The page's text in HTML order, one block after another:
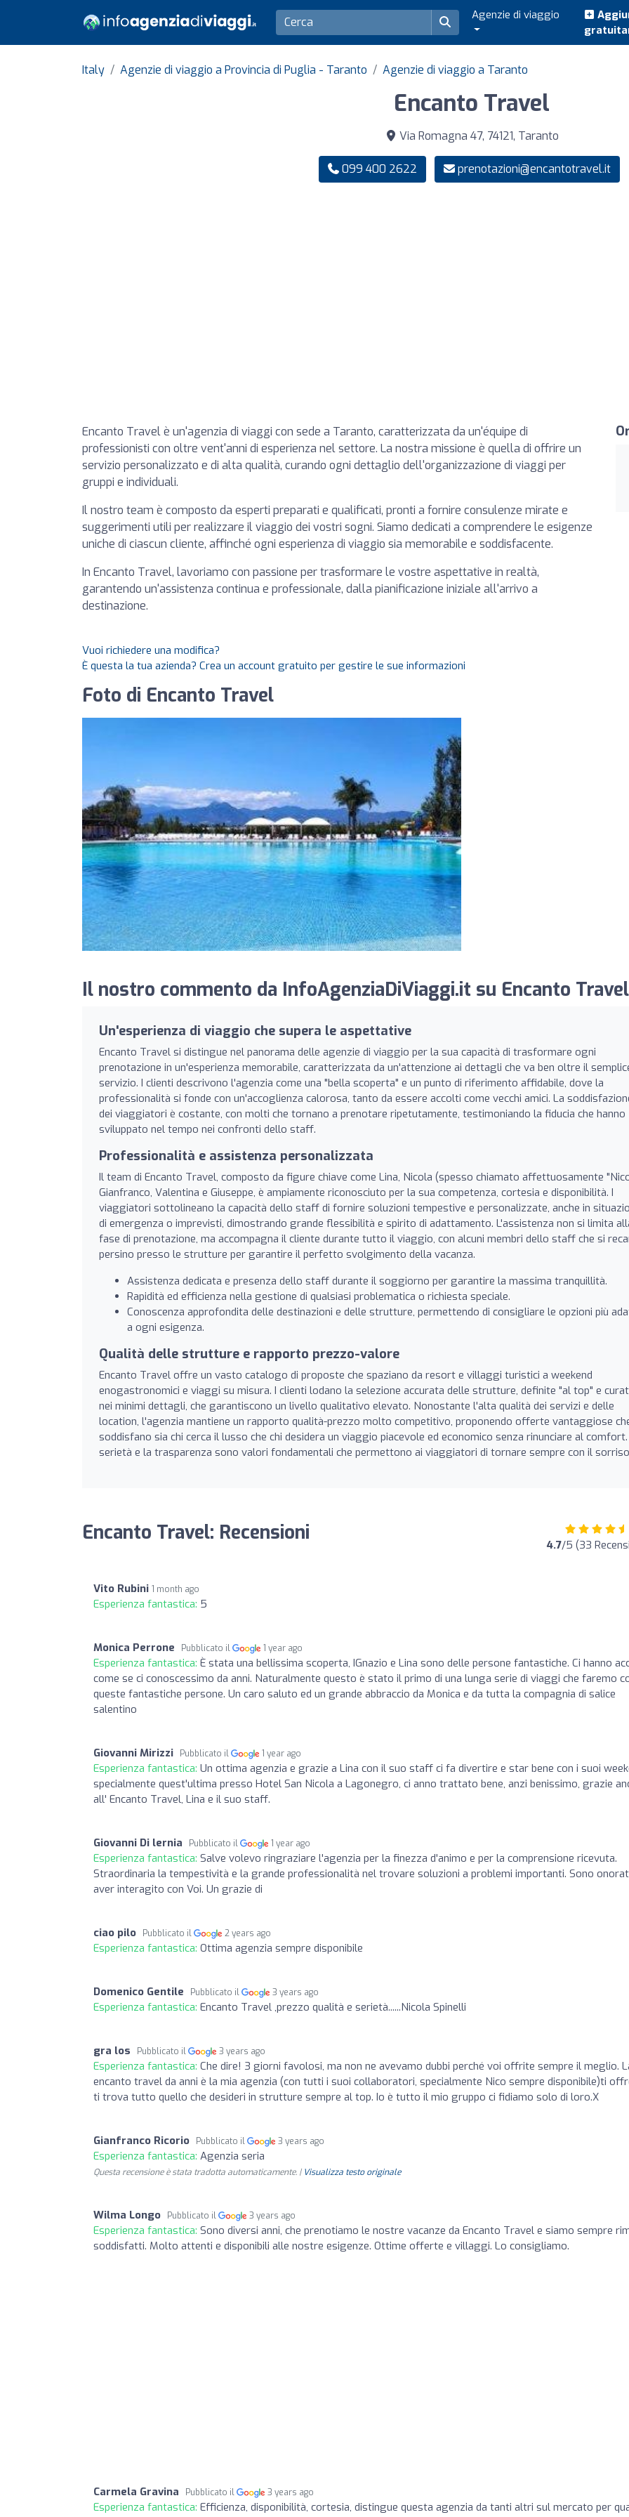
Agenzie di viaggio
Italy Agenzie di viaggio a Provincia di Puglia - Taranto Agenzie di viaggio a Taranto
Encanto Travel
Via Romagna 47, 74121, Taranto
099 400 2622 prenotazioni@encantotravel.it
Encanto Travel è un'agenzia di viaggi con sede a Taranto, caratterizzata da un'équipe di
professionisti con oltre vent'anni di esperienza nel settore. La nostra missione è quella di offrire un
servizio personalizzato e di alta qualità, curando ogni dettaglio dell'organizzazione di viaggi per
gruppi e individuali.
Il nostro team è composto da esperti preparati e qualificati, pronti a fornire consulenze mirate e
suggerimenti utili per realizzare il viaggio dei vostri sogni. Siamo dedicati a comprendere le esigenze
uniche di ciascun cliente, affinché ogni esperienza di viaggio sia memorabile e soddisfacente.
In Encanto Travel, lavoriamo con passione per trasformare le vostre aspettative in realtà,
garantendo un'assistenza continua e professionale, dalla pianificazione iniziale all'arrivo a
destinazione.
Vuoi richiedere una modifica?
È questa la tua azienda? Crea un account gratuito per gestire le sue informazioni
Foto di Encanto Travel
Il nostro commento da InfoAgenziaDiViaggi.it su Encanto
Un'esperienza di viaggio che supera le aspettative
Encanto Travel si distingue nel panorama delle agenzie di viaggio per la sua capacità di trasformare ogni
prenotazione in un'esperienza memorabile, caratterizzata da un'attenzione ai dettagli che va ben oltre il
servizio. I clienti descrivono l'agenzia come una "bella scoperta" e un punto di riferimento affidabile, dove la
professionalità si fonde con un'accoglienza calorosa, tanto da essere accolti come vecchi amici. La
dei viaggiatori è costante, con molti che tornano a prenotare ripetutamente, testimoniando la fiducia che hanno
sviluppato nel tempo nei confronti dello staff.
Professionalità e assistenza personalizzata
Il team di Encanto Travel, composto da figure chiave come Lina, Nicola (spesso chiamato affettuosamente
Gianfranco, Valentina e Giuseppe, è ampiamente riconosciuto per la sua competenza, cortesia e disponibilità. I
viaggiatori sottolineano la capacità dello staff di fornire soluzioni tempestive e personalizzate, anche in
di emergenza o imprevisti, dimostrando grande flessibilità e spirito di adattamento. L'assistenza non si limita
fase di prenotazione, ma accompagna il cliente durante tutto il viaggio, con alcuni membri dello staff che si
persino presso le strutture per garantire il perfetto svolgimento della vacanza.
Assistenza dedicata e presenza dello staff durante il soggiorno per garantire la massima tranquillità.
Rapidità ed efficienza nella gestione di qualsiasi problematica o richiesta speciale.
Conoscenza approfondita delle destinazioni e delle strutture, permettendo di consigliare le opzioni più
a ogni esigenza.
Qualità delle strutture e rapporto prezzo-valore
Encanto Travel offre un vasto catalogo di proposte che spaziano da resort e villaggi turistici a weekend
enogastronomici e viaggi su misura. I clienti lodano la selezione accurata delle strutture, definite "al top" e
nei minimi dettagli, che garantiscono un livello qualitativo elevato. Nonostante l'alta qualità dei servizi e delle
location, l'agenzia mantiene un rapporto qualità-prezzo molto competitivo, proponendo offerte vantaggiose
soddisfano sia chi cerca il lusso che chi desidera un viaggio piacevole ed economico senza rinunciare al comfort.
serietà e la trasparenza sono valori fondamentali che permettono ai viaggiatori di tornare sempre con il
Encanto Travel: Recensioni 4.7/5 (33
Vito Rubini 1 month ago
Esperienza fantastica: 5
Monica Perrone Pubblicato il 1 year ago
Esperienza fantastica: È stata una bellissima scoperta, IGnazio e Lina sono delle persone fantastiche. Ci hanno
come se ci conoscessimo da anni. Naturalmente questo è stato il primo di una lunga serie di viaggi che faremo
queste fantastiche persone. Un caro saluto ed un grande abbraccio da Monica e da tutta la compagnia di salice
salentino
Giovanni Mirizzi Pubblicato il 1 year ago
Esperienza fantastica: Un ottima agenzia e grazie a Lina con il suo staff ci fa divertire e star bene con i suoi
specialmente quest'ultima presso Hotel San Nicola a Lagonegro, ci anno trattato bene, anzi benissimo, grazie
all' Encanto Travel, Lina e il suo staff.
Giovanni Di lernia Pubblicato il 1 year ago
Esperienza fantastica: Salve volevo ringraziare l'agenzia per la finezza d'animo e per la comprensione ricevuta.
Straordinaria la tempestività e la grande professionalità nel trovare soluzioni a problemi importanti. Sono
aver interagito con Voi. Un grazie di
ciao pilo Pubblicato il 2 years ago
Esperienza fantastica: Ottima agenzia sempre disponibile
Domenico Gentile Pubblicato il 3 years ago
Esperienza fantastica: Encanto Travel ,prezzo qualità e serietà......Nicola Spinelli
gra los Pubblicato il 3 years ago
Esperienza fantastica: Che dire! 3 giorni favolosi, ma non ne avevamo dubbi perché voi offrite sempre il meglio.
encanto travel da anni è la mia agenzia (con tutti i suoi collaboratori, specialmente Nico sempre disponibile)ti
ti trova tutto quello che desideri in strutture sempre al top. Io è tutto il mio gruppo ci fidiamo solo di loro.X
Gianfranco Ricorio Pubblicato il 3 years ago
Esperienza fantastica: Agenzia seria
Questa recensione è stata tradotta automaticamente. | Visualizza testo originale
Wilma Longo Pubblicato il 3 years ago
Esperienza fantastica: Sono diversi anni, che prenotiamo le nostre vacanze da Encanto Travel e siamo sempre
soddisfatti. Molto attenti e disponibili alle nostre esigenze. Ottime offerte e villaggi. Lo consigliamo.
Carmela Gravina Pubblicato il 3 years ago
Esperienza fantastica: Efficienza, disponibilità, cortesia, distingue questa agenzia da tanti altri sul mercato per